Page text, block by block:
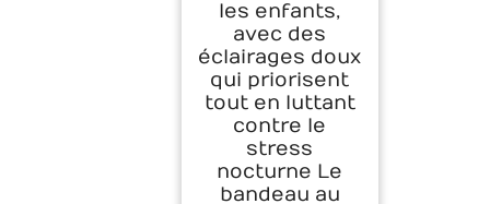
les enfants,
avec des
éclairages doux
qui priorisent
tout en luttant
contre le
stress
nocturne Le
bandeau au